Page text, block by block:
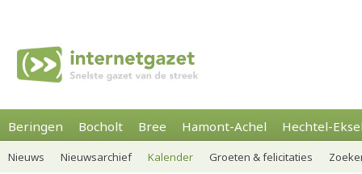
Beringen Bocholt Bree Hamont-Achel Hechtel-
Nieuws Nieuwsarchief Kalender Groeten & felicitaties